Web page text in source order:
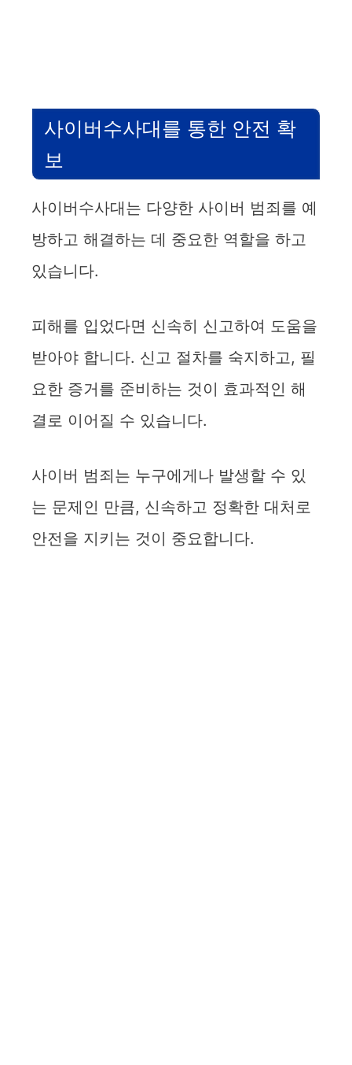
사이버수사대를 통한 안전 확
보
사이버수사대는 다양한 사이버 범죄를 예
방하고 해결하는 데 중요한 역할을 하고
있습니다.
피해를 입었다면 신속히 신고하여 도움을
받아야 합니다. 신고 절차를 숙지하고, 필
요한 증거를 준비하는 것이 효과적인 해
결로 이어질 수 있습니다.
사이버 범죄는 누구에게나 발생할 수 있
는 문제인 만큼, 신속하고 정확한 대처로
안전을 지키는 것이 중요합니다.